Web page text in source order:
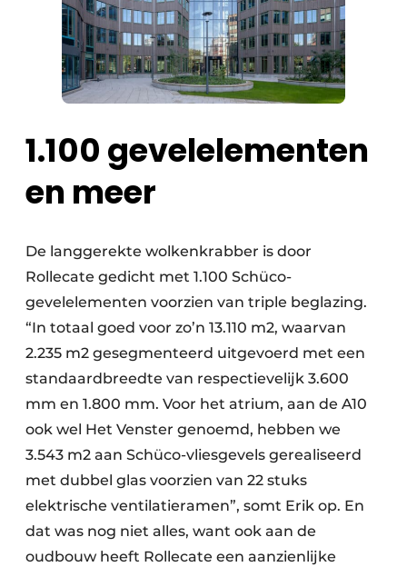
1.100 gevelelementen
en meer
De langgerekte wolkenkrabber is door
Rollecate gedicht met 1.100 Schüco-
gevelelementen voorzien van triple beglazing.
“In totaal goed voor zo’n 13.110 m2, waarvan
2.235 m2 gesegmenteerd uitgevoerd met een
standaardbreedte van respectievelijk 3.600
mm en 1.800 mm. Voor het atrium, aan de A10
ook wel Het Venster genoemd, hebben we
3.543 m2 aan Schüco-vliesgevels gerealiseerd
met dubbel glas voorzien van 22 stuks
elektrische ventilatieramen”, somt Erik op. En
dat was nog niet alles, want ook aan de
oudbouw heeft Rollecate een aanzienlijke